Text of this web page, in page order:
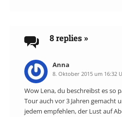
8 replies »
Anna
8. Oktober 2015 um 16:32
Wow Lena, du beschreibst es so
Tour auch vor 3 Jahren gemacht
jedem empfehlen, der Lust auf